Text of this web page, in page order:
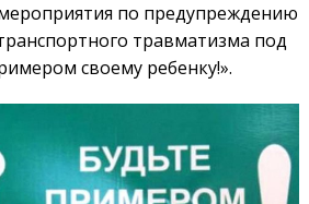
по предупреждению
травматизма под
своему ребенку!».